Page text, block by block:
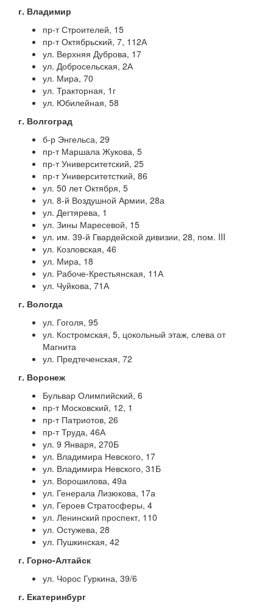
г. Владимир
пр-т Строителей, 15
пр-т Октябрьский, 7, 112А
ул. Верхняя Дуброва, 17
ул. Добросельская, 2А
ул. Мира, 70
ул. Тракторная, 1г
ул. Юбилейная, 58
г. Волгоград
б-р Энгельса, 29
пр-т Маршала Жукова, 5
пр-т Университетский, 25
пр-т Университетсткий, 86
ул. 50 лет Октября, 5
ул. 8-й Воздушной Армии, 28а
ул. Дегтярева, 1
ул. Зины Маресевой, 15
ул. им. 39-й Гвардейской дивизии, 28, пом. III
ул. Козловская, 46
ул. Мира, 18
ул. Рабоче-Крестьянская, 11А
ул. Чуйкова, 71А
г. Вологда
ул. Гоголя, 95
ул. Костромская, 5, цокольный этаж, слева от
Магнита
ул. Предтеченская, 72
г. Воронеж
Бульвар Олимпийский, 6
пр-т Московский, 12, 1
пр-т Патриотов, 26
пр-т Труда, 46А
ул. 9 Января, 270Б
ул. Владимира Невского, 17
ул. Владимира Невского, 31Б
ул. Ворошилова, 49а
ул. Генерала Лизюкова, 17а
ул. Героев Стратосферы, 4
ул. Ленинский проспект, 110
ул. Остужева, 28
ул. Пушкинская, 42
г. Горно-Алтайск
ул. Чорос Гуркина, 39/6
г. Екатеринбург